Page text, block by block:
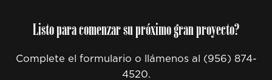
Listo para comenzar su próximo gran proyecto?
Complete el formulario o llámenos al (956) 874-
4520.